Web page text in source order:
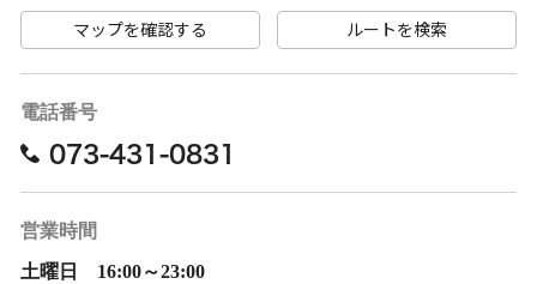
マップを確認する ルートを検索
電話番号
073-431-0831
営業時間
土曜日 16:00～23:00